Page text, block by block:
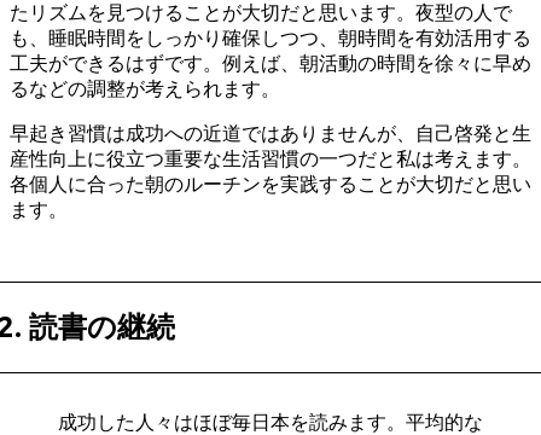
たリズムを見つけることが大切だと思います。夜型の人で
も、睡眠時間をしっかり確保しつつ、朝時間を有効活用する
工夫ができるはずです。例えば、朝活動の時間を徐々に早め
るなどの調整が考えられます。
早起き習慣は成功への近道ではありませんが、自己啓発と生
産性向上に役立つ重要な生活習慣の一つだと私は考えます。
各個人に合った朝のルーチンを実践することが大切だと思い
ます。
読書の継続
成功した人々はほぼ毎日本を読みます。平均的な